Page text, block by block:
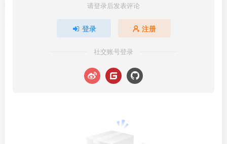
请登录后发表评论
登录 注册
社交账号登录